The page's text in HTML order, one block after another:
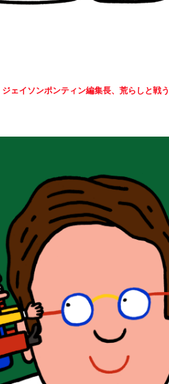
ェイソンポンティン編集長、荒らしと戦う